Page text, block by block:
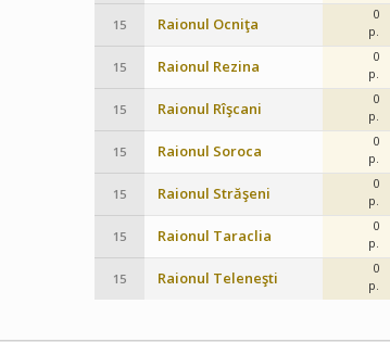
15 Raionul Ocniţa
0
p.
15 Raionul Rezina
0
p.
15 Raionul Rîşcani
0
p.
15 Raionul Soroca
0
p.
15 Raionul Străşeni
0
p.
15 Raionul Taraclia
0
p.
15 Raionul Teleneşti
0
p.